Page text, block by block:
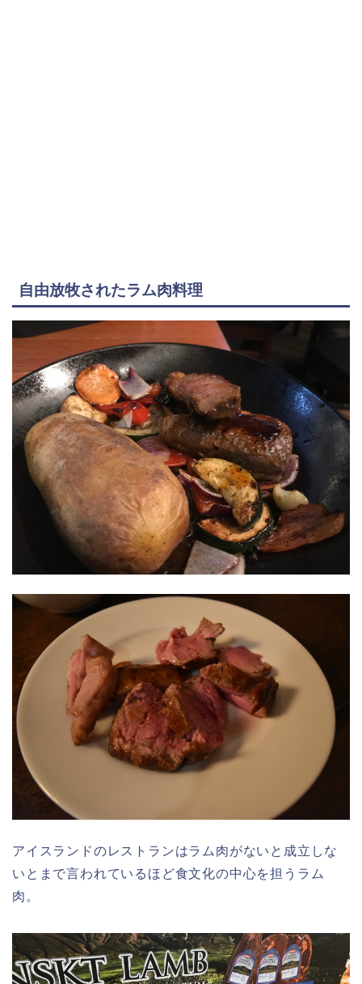
自由放牧されたラム肉料理
アイスランドのレストランはラム肉がないと成立しな
いとまで言われているほど食文化の中心を担うラム
肉。